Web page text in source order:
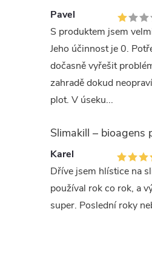
Pavel
S produktem jsem
Jeho účinnost je 0.
dočasně vyřešit
zahradě dokud
plot. V úseku...
Karel
Dříve jsem hlístice na
používal rok co rok, a
super. Poslední roky
Akce
Lignofix E-